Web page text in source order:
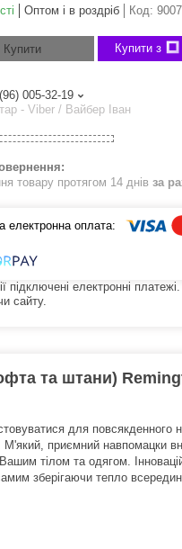
Оптом і в роздріб Код:
Купити Купити з
005-32-19
- Viber / Вайбер Іван
товару протягом 14 днів за
підключені електронні
сайту.
та штани)
для повсякденного
приємний навпомацки
тілом та одягом.
зберігаючи тепло